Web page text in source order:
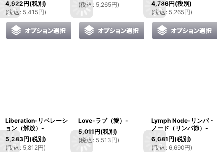
4,922円(税別)
(税込 : 5,415円)
(税込 : 5,265円)
4,786円(税別)
(税込 : 5,265円)
Liberation-リベレーシ
ョン（解放）-
5,283円(税別)
(税込 : 5,812円)
Love-ラブ（愛）-
5,011円(税別)
(税込 : 5,513円)
Lymph Node-リンパ・
ノード（リンパ節）-
6,081円(税別)
(税込 : 6,690円)